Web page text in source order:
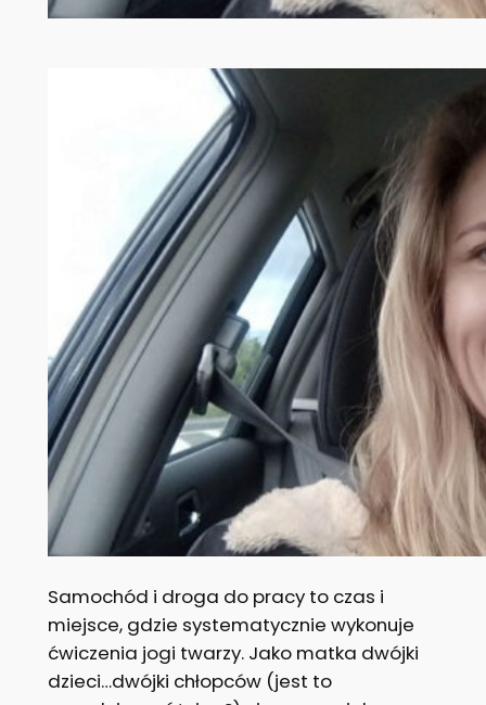
Samochód i droga do pracy to czas i
miejsce, gdzie systematycznie wykonuje
ćwiczenia jogi twarzy. Jako matka dwójki
dzieci…dwójki chłopców (jest to